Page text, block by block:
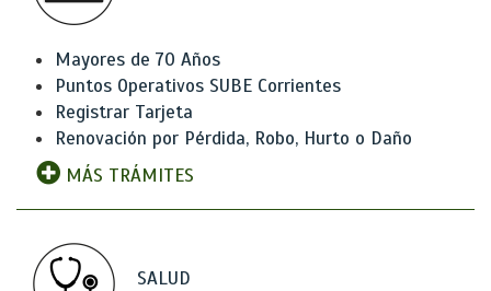
Mayores de 70 Años
Puntos Operativos SUBE Corrientes
Registrar Tarjeta
Renovación por Pérdida, Robo, Hurto o Daño
MÁS TRÁMITES
SALUD